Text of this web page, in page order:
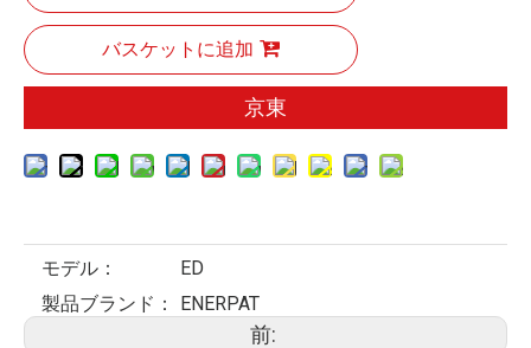
バスケットに追加
京東
モデル：
ED
製品ブランド：
ENERPAT
前: